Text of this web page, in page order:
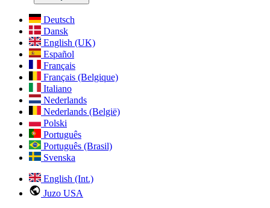
Deutsch
Dansk
English (UK)
Español
Français
Français (Belgique)
Italiano
Nederlands
Nederlands (België)
Polski
Português
Português (Brasil)
Svenska
English (Int.)
Juzo USA